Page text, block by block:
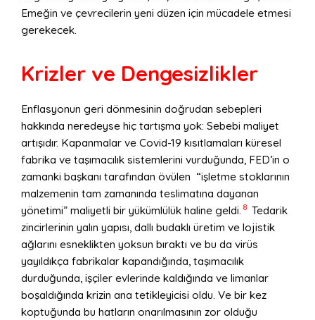
Emeğin ve çevrecilerin yeni düzen için mücadele etmesi
gerekecek.
Krizler ve Dengesizlikler
Enflasyonun geri dönmesinin doğrudan sebepleri
hakkında neredeyse hiç tartışma yok: Sebebi maliyet
artışıdır. Kapanmalar ve Covid-19 kısıtlamaları küresel
fabrika ve taşımacılık sistemlerini vurduğunda, FED’in o
zamanki başkanı tarafından övülen “işletme stoklarının
malzemenin tam zamanında teslimatına dayanan
yönetimi” maliyetli bir yükümlülük haline geldi. 8 Tedarik
zincirlerinin yalın yapısı, dallı budaklı üretim ve lojistik
ağlarını esneklikten yoksun bıraktı ve bu da virüs
yayıldıkça fabrikalar kapandığında, taşımacılık
durduğunda, işçiler evlerinde kaldığında ve limanlar
boşaldığında krizin ana tetikleyicisi oldu. Ve bir kez
koptuğunda bu hatların onarılmasının zor olduğu